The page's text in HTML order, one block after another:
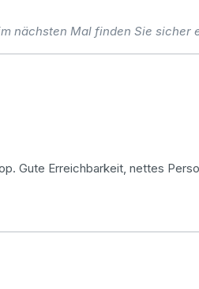
nächsten Mal finden Sie sicher
Gute Erreichbarkeit, nettes